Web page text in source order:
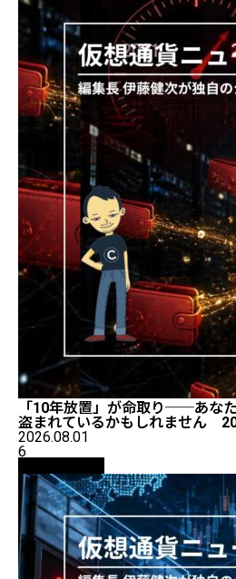
「10年放置」が命取り──あな
盗まれているかもしれません
2026.08.01
6